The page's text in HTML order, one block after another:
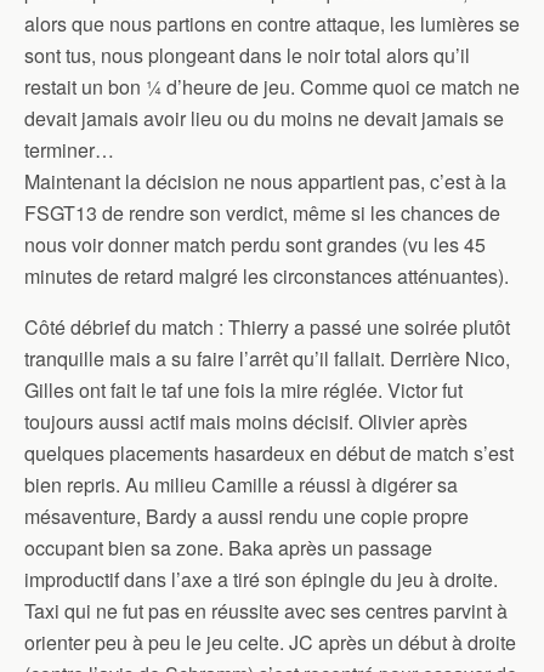
alors que nous partions en contre attaque, les lumières se
sont tus, nous plongeant dans le noir total alors qu’il
restait un bon ¼ d’heure de jeu. Comme quoi ce match ne
devait jamais avoir lieu ou du moins ne devait jamais se
terminer…
Maintenant la décision ne nous appartient pas, c’est à la
FSGT13 de rendre son verdict, même si les chances de
nous voir donner match perdu sont grandes (vu les 45
minutes de retard malgré les circonstances atténuantes).
Côté débrief du match : Thierry a passé une soirée plutôt
tranquille mais a su faire l’arrêt qu’il fallait. Derrière Nico,
Gilles ont fait le taf une fois la mire réglée. Victor fut
toujours aussi actif mais moins décisif. Olivier après
quelques placements hasardeux en début de match s’est
bien repris. Au milieu Camille a réussi à digérer sa
mésaventure, Bardy a aussi rendu une copie propre
occupant bien sa zone. Baka après un passage
improductif dans l’axe a tiré son épingle du jeu à droite.
Taxi qui ne fut pas en réussite avec ses centres parvint à
orienter peu à peu le jeu celte. JC après un début à droite